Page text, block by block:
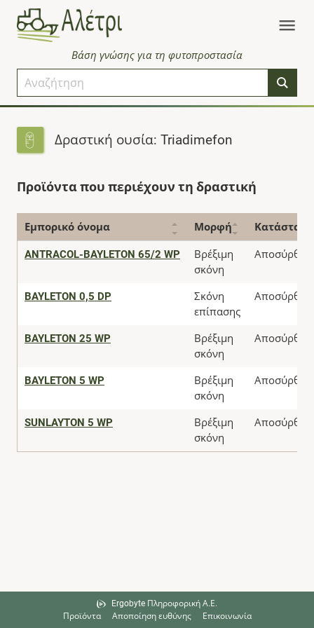
Βάση γνώσης για τη φυτοπροστασία
Δραστική ουσία: Triadimefon
Προϊόντα που περιέχουν τη δραστική
Εμπορικό όνομα Μορφή Κατάσταση
ANTRACOL-BAYLETON 65/2 WP
Βρέξιμη
σκόνη
BAYLETON 0,5 DP
Σκόνη
επίπασης
BAYLETON 25 WP
Βρέξιμη
σκόνη
BAYLETON 5 WP
Βρέξιμη
σκόνη
SUNLAYTON 5 WP
Βρέξιμη
σκόνη
Ergobyte Πληροφορική Α.Ε.
Προϊόντα
Αποποίηση ευθύνης Επικοινωνία